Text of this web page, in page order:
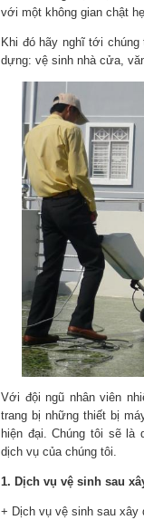
với một không gian chật
Khi đó hãy nghĩ tới
dựng: vệ sinh nhà cửa,
Với đội ngũ nhân viên
trang bị những thiết bị
hiện đại. Chúng tôi sẽ là
dịch vụ của chúng tôi.
1. Dịch vụ vệ sinh sau
+ Dịch vụ vệ sinh sau xây